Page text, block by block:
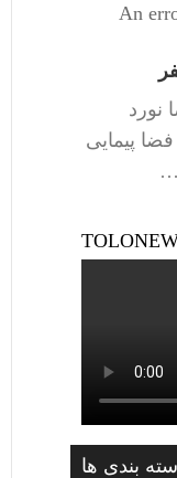
An
نورد
پیمایی
بندی ها